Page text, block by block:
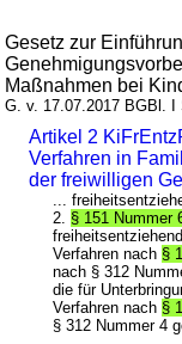
Gesetz zur
Maßnahmen bei
G. v. 17.07.2017 BGBl. I
Artikel 2
Verfahren in
der freiwilligen
...
2. § 151 Nummer
Verfahren nach §
nach § 312
die für
Verfahren nach §
§ 312 Nummer 4